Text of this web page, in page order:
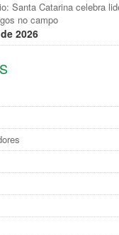
Santa Catarina celebra
no campo
2026